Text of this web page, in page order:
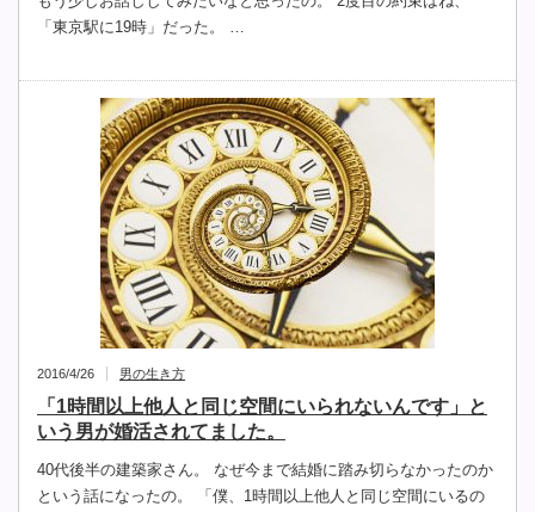
「東京駅に19時」だった。 …
2016/4/26 男の生き方
「1時間以上他人と同じ空間にいられないんです」と
いう男が婚活されてました。
40代後半の建築家さん。 なぜ今まで結婚に踏み切らなかったのか
という話になったの。 「僕、1時間以上他人と同じ空間にいるの